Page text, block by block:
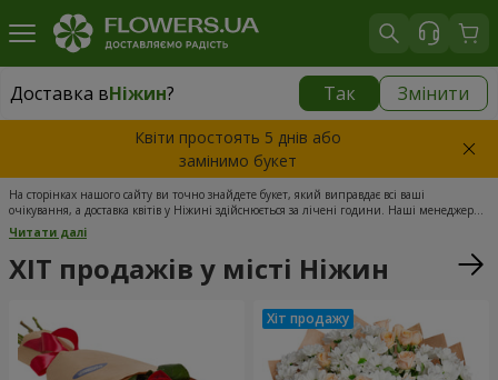
Доставка вНіжин? Так Змінити
Доставка вНіжин|
Квіти простоять 5 днів або
замінимо букет
На сторінках нашого сайту ви точно знайдете букет, який виправдає всі ваші
очікування, а доставка квітів у Ніжині здійснюється за лічені години. Наші менеджери
майже миттєво обробляють кожне замовлення – ідеальне рішення для тих, хто цінує
свій час і спокій. Для оплати вибраного букета вам знадобиться лише кілька хвилин,
причому формується він тільки зі свіжозрізаних бутонів. Під час кожного замовлення
ми уточнюємо всі деталі, а завдяки досвідченим флористам і кур'єрам наша доставка
квітів у Ніжині – найкраща.
Читати далі
ХІТ продажів у місті Ніжин